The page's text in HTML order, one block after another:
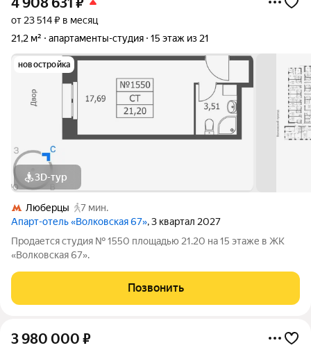
от 23 514 ₽ в месяц
21,2 м²
апартаменты-студия 15 этаж из 21
новостройка
3D-тур
Люберцы
7 мин.
Апарт-отель «Волковская 67», 3 квартал 2027
Продается студия № 1550 площадью 21.20 на 15 этаже в ЖК
«Волковская 67».
Позвонить
3 980 000 ₽